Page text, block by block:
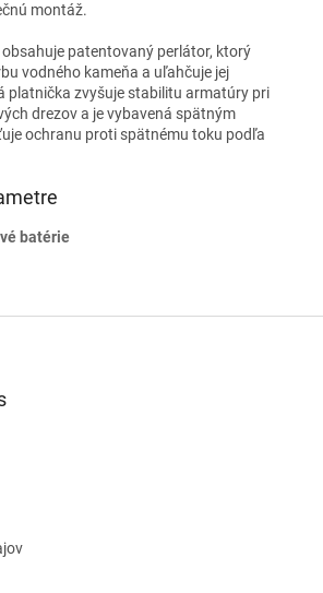
montáž.
obsahuje patentovaný perlátor, ktorý
vodného kameňa a uľahčuje jej
platnička zvyšuje stabilitu armatúry pri
drezov a je vybavená spätným
ochranu proti spätnému toku podľa
batérie